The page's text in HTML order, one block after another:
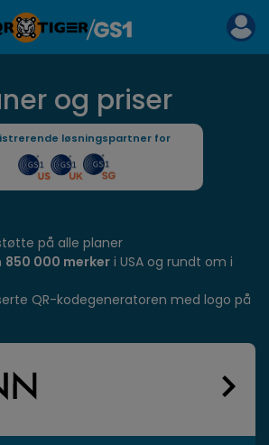
og priser
løsningspartner for
på alle planer
850 000 merker i USA og rundt om i
QR-kodegeneratoren med logo på